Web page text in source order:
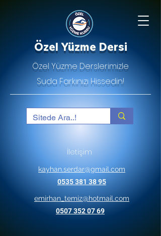
Özel Yüzme Dersi
Özel Yüzme Derslerimizle
Suda Farkınızı Hissedin!
İletişim
kayhan.serdar@gmail.com
0535 381 38 95
emirhan_temiz@hotmail.com
0507 352 07 69